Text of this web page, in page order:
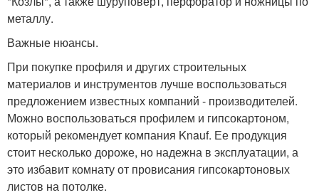
металлу.
Важные нюансы.
При покупке профиля и других строительных
материалов и инструментов лучше воспользоваться
предложением известных компаний - производителей.
Можно воспользоваться профилем и гипсокартоном,
который рекомендует компания Knauf. Ее продукция
стоит несколько дороже, но надежна в эксплуатации, а
это избавит комнату от провисания гипсокартоновых
листов на потолке.